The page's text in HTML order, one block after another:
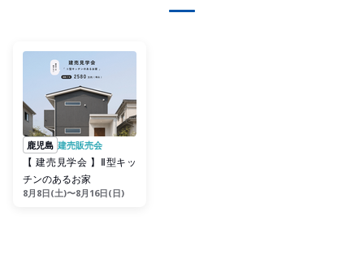
鹿児島 建売販売会
【 建売見学会 】Ⅱ型キッ
チンのあるお家
8月8日(土)〜8月16日(日)